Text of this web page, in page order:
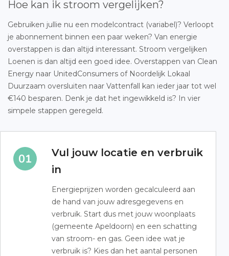
Hoe kan ik stroom vergelijken?
Gebruiken jullie nu een modelcontract (variabel)? Verloopt
je abonnement binnen een paar weken? Van energie
overstappen is dan altijd interessant. Stroom vergelijken
Loenen is dan altijd een goed idee. Overstappen van Clean
Energy naar UnitedConsumers of Noordelijk Lokaal
Duurzaam oversluiten naar Vattenfall kan ieder jaar tot wel
€140 besparen. Denk je dat het ingewikkeld is? In vier
simpele stappen geregeld.
Vul jouw locatie en verbruik
in
Energieprijzen worden gecalculeerd aan
de hand van jouw adresgegevens en
verbruik. Start dus met jouw woonplaats
(gemeente Apeldoorn) en een schatting
van stroom- en gas. Geen idee wat je
verbruik is? Kies dan het aantal personen